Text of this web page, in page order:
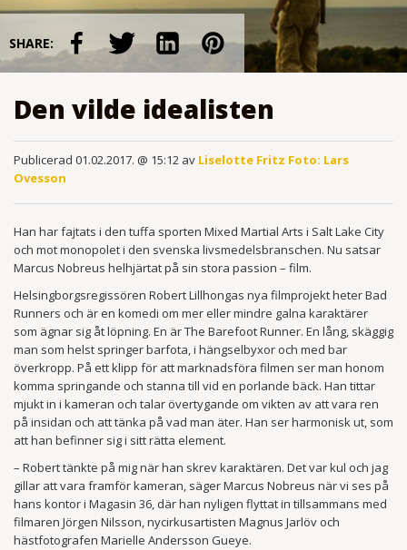
SHARE:
Den vilde idealisten
Publicerad 01.02.2017. @ 15:12 av Liselotte Fritz Foto: Lars
Ovesson
Han har fajtats i den tuffa sporten Mixed Martial Arts i Salt Lake City
och mot monopolet i den svenska livsmedels­branschen. Nu satsar
Marcus Nobreus helhjärtat på sin stora passion – film.
Helsingborgsregissören Robert Lillhongas nya filmprojekt heter Bad
Runners och är en komedi om mer eller mindre galna karaktärer
som ägnar sig åt löpning. En är The Barefoot Runner. En lång, skäggig
man som helst springer barfota, i hängselbyxor och med bar
överkropp. På ett klipp för att marknadsföra filmen ser man honom
komma springande och stanna till vid en porlande bäck. Han tittar
mjukt in i kameran och talar övertygande om vikten av att vara ren
på insidan och att tänka på vad man äter. Han ser harmonisk ut, som
att han befinner sig i sitt rätta element.
– Robert tänkte på mig när han skrev karaktären. Det var kul och jag
gillar att vara framför kameran, säger Marcus Nobreus när vi ses på
hans kontor i Magasin 36, där han nyligen flyttat in tillsammans med
filmaren Jörgen Nilsson, nycirkusartisten Magnus Jarlöv och
hästfotografen Marielle Andersson Gueye.